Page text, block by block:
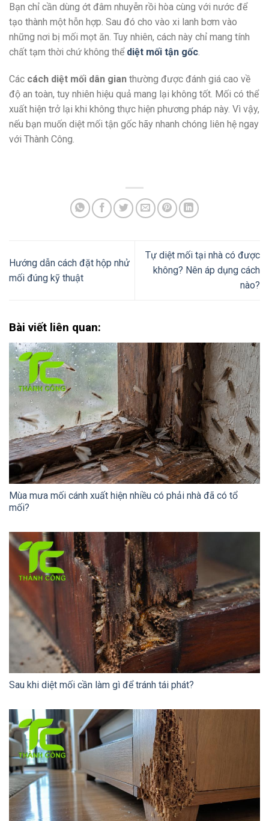
Bạn chỉ cần dùng ớt đâm nhuyễn rồi hòa cùng với nước để
tạo thành một hỗn hợp. Sau đó cho vào xi lanh bơm vào
những nơi bị mối mọt ăn. Tuy nhiên, cách này chỉ mang tính
chất tạm thời chứ không thể diệt mối tận gốc
Các cách diệt mối dân gian thường được đánh giá cao về
độ an toàn, tuy nhiên hiệu quả mang lại không tốt. Mối có thể
xuất hiện trở lại khi không thực hiện phương pháp này. Vì vậy,
nếu bạn muốn diệt mối tận gốc hãy nhanh chóng liên hệ ngay
với Thành Công.
Hướng dẫn cách đặt hộp nhử
mối đúng kỹ thuật
Tự diệt mối tại nhà có được
không? Nên áp dụng cách
nào?
Bài viết liên quan:
Mùa mưa mối cánh xuất hiện nhiều có phải nhà đã có tổ
mối?
Sau khi diệt mối cần làm gì để tránh tái phát?